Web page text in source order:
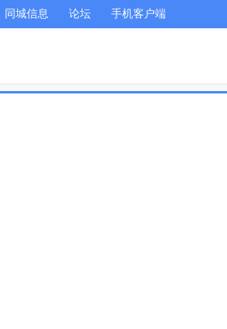
同城信息 论坛 手机客户端